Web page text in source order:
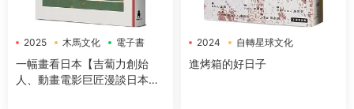
2025 木馬文化 電子書
一幅畫看日本【吉蔔力創始
人、動畫電影巨匠漫談日本傳
2024
自轉星球文化
電子書
進烤箱的好日子